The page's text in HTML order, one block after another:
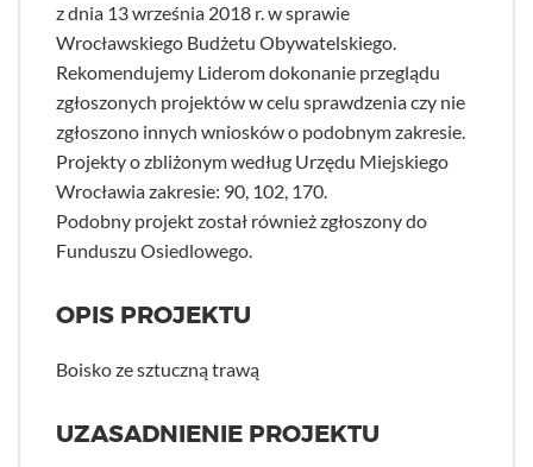
z dnia 13 września 2018 r. w sprawie
Wrocławskiego Budżetu Obywatelskiego.
Rekomendujemy Liderom dokonanie przeglądu
zgłoszonych projektów w celu sprawdzenia czy nie
zgłoszono innych wniosków o podobnym zakresie.
Projekty o zbliżonym według Urzędu Miejskiego
Wrocławia zakresie: 90, 102, 170.
Podobny projekt został również zgłoszony do
Funduszu Osiedlowego.
OPIS PROJEKTU
Boisko ze sztuczną trawą
UZASADNIENIE PROJEKTU